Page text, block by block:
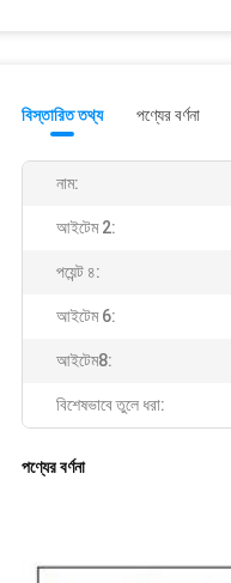
বিস্তারিত তথ্য পণ্যের বর্ণনা
নাম:
আইটেম 2:
পয়েন্ট ৪:
আইটেম 6:
আইটেম8:
বিশেষভাবে তুলে ধরা:
পণ্যের বর্ণনা